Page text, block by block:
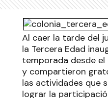
Al caer la tarde del
la Tercera Edad
temporada desde el
y compartieron
las actividades que
lograr la